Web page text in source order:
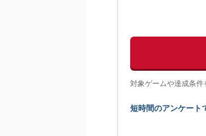
対象ゲームや達成条件
短時間のアンケート